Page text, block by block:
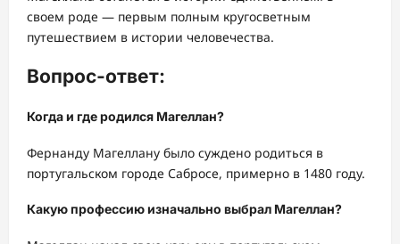
своем роде — первым полным кругосветным
путешествием в истории человечества.
Вопрос-ответ:
Когда и где родился Магеллан?
Фернанду Магеллану было суждено родиться в
португальском городе Сабросе, примерно в 1480 году.
Какую профессию изначально выбрал Магеллан?